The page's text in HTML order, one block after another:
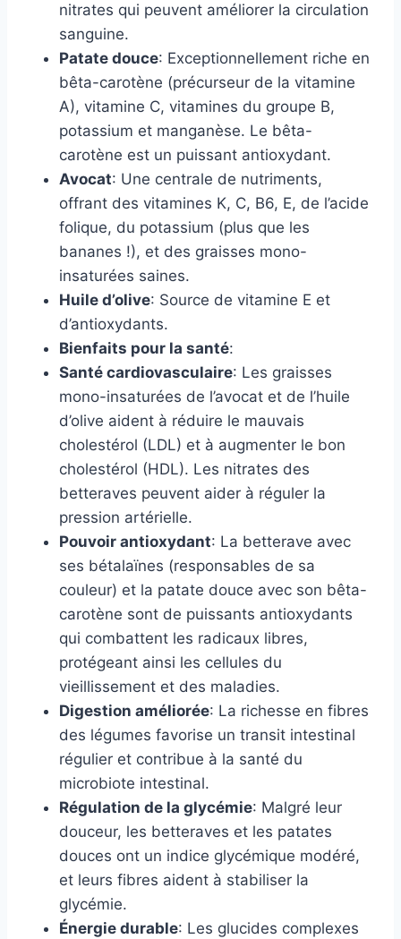
nitrates qui peuvent améliorer la circulation
sanguine.
Patate douce: Exceptionnellement riche en
bêta-carotène (précurseur de la vitamine
A), vitamine C, vitamines du groupe B,
potassium et manganèse. Le bêta-
carotène est un puissant antioxydant.
Avocat: Une centrale de nutriments,
offrant des vitamines K, C, B6, E, de l’acide
folique, du potassium (plus que les
bananes !), et des graisses mono-
insaturées saines.
Huile d’olive: Source de vitamine E et
d’antioxydants.
Bienfaits pour la santé:
Santé cardiovasculaire: Les graisses
mono-insaturées de l’avocat et de l’huile
d’olive aident à réduire le mauvais
cholestérol (LDL) et à augmenter le bon
cholestérol (HDL). Les nitrates des
betteraves peuvent aider à réguler la
pression artérielle.
Pouvoir antioxydant: La betterave avec
ses bétalaïnes (responsables de sa
couleur) et la patate douce avec son bêta-
carotène sont de puissants antioxydants
qui combattent les radicaux libres,
protégeant ainsi les cellules du
vieillissement et des maladies.
Digestion améliorée: La richesse en fibres
des légumes favorise un transit intestinal
régulier et contribue à la santé du
microbiote intestinal.
Régulation de la glycémie: Malgré leur
douceur, les betteraves et les patates
douces ont un indice glycémique modéré,
et leurs fibres aident à stabiliser la
glycémie.
Énergie durable: Les glucides complexes